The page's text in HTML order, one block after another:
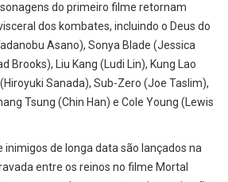
do primeiro filme retornam
dos kombates, incluindo o Deus do
Asano), Sonya Blade (Jessica
Brooks), Liu Kang (Ludi Lin), Kung Lao
Sanada), Sub-Zero (Joe Taslim),
Tsung (Chin Han) e Cole Young (Lewis
inimigos de longa data são lançados na
entre os reinos no filme Mortal